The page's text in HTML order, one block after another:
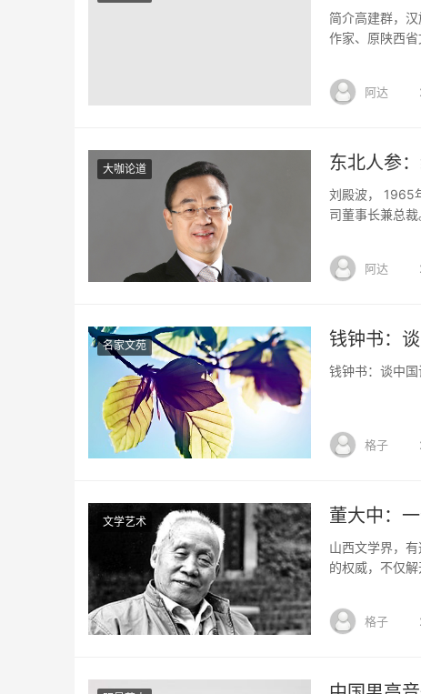
简介高建群，
作家、原陕西
表作长篇小说
说《六六镇》
阿达
大咖论道 东北人参
刘殿波， 1965
司董事长兼总
药60年·60人”
药经济年度十
阿达
名家文苑 钱钟书：
钱钟书：谈中国
格子
文学艺术 董大中：
山西文学界，
的权威，不仅
的一个代表性
颇，肯定了“狂
格子